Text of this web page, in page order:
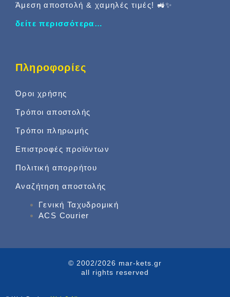
Άμεση αποστολή & χαμηλές τιμές! 🚜✨
δείτε περισσότερα…
Πληροφορίες
Όροι χρήσης
Τρόποι αποστολής
Τρόποι πληρωμής
Επιστροφές προϊόντων
Πολιτική απορρήτου
Αναζήτηση αποστολής
Γενική Ταχυδρομική
ACS Courier
© 2002/2026 mar-kets.gr
all rights reserved